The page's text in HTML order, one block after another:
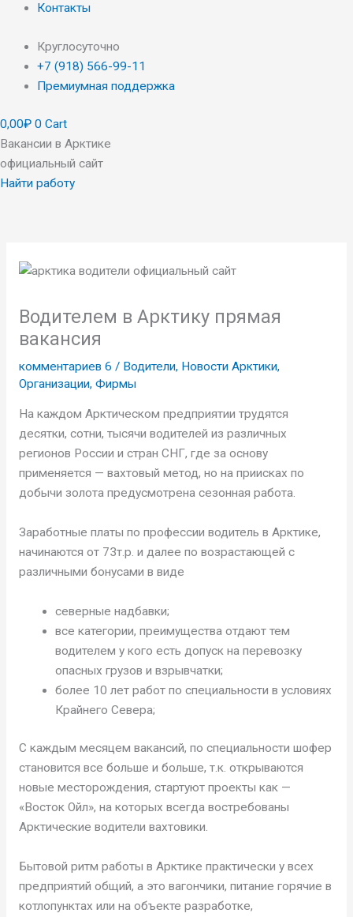
Контакты
Круглосуточно
+7 (918) 566-99-11
Премиумная поддержка
0,00₽ 0 Cart
Вакансии в Арктике
официальный сайт
Найти работу
Водителем в Арктику прямая
вакансия
комментариев 6 / Водители, Новости Арктики,
Организации, Фирмы
На каждом Арктическом предприятии трудятся
десятки, сотни, тысячи водителей из различных
регионов России и стран СНГ, где за основу
применяется — вахтовый метод, но на приисках по
добычи золота предусмотрена сезонная работа.
Заработные платы по профессии водитель в Арктике,
начинаются от 73т.р. и далее по возрастающей с
различными бонусами в виде
северные надбавки;
все категории, преимущества отдают тем
водителем у кого есть допуск на перевозку
опасных грузов и взрывчатки;
более 10 лет работ по специальности в условиях
Крайнего Севера;
С каждым месяцем вакансий, по специальности шофер
становится все больше и больше, т.к. открываются
новые месторождения, стартуют проекты как —
«Восток Ойл», на которых всегда востребованы
Арктические водители вахтовики.
Бытовой ритм работы в Арктике практически у всех
предприятий общий, а это вагончики, питание горячие в
котлопунктах или на объекте разработке,